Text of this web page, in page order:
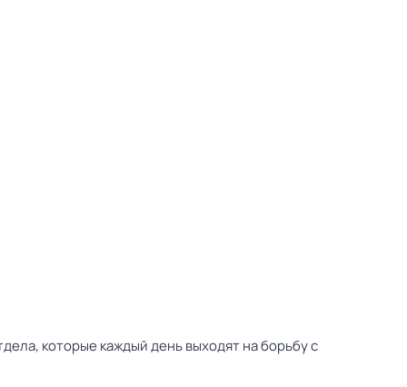
которые каждый день выходят на борьбу с